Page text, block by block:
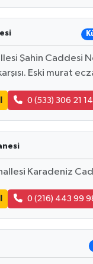
Şahin Caddesi
Eski murat
0 (533) 306 21 14
Karadeniz
0 (216) 443 99